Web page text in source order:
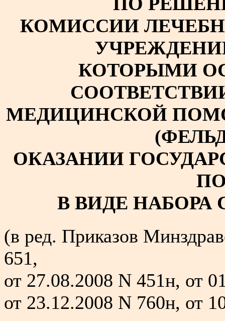
КОМИССИИ
КОТОРЫМИ
МЕДИЦИНСКОЙ
ОКАЗАНИИ
В ВИДЕ
(в ред. Приказов
651,
от 27.08.2008 N 451н, от
от 23.12.2008 N 760н, от